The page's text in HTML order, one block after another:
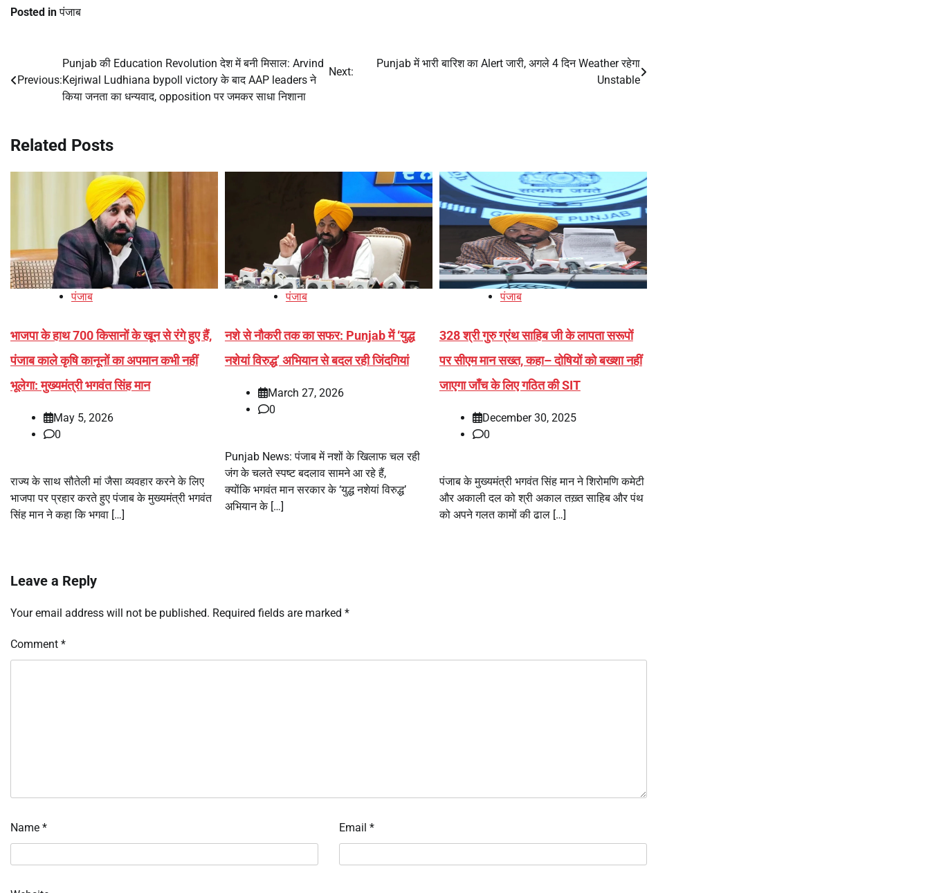
Posted inपंजाब
navigation
Previous:
Punjab की Education Revolution देश में बनी मिसाल: Arvind
Kejriwal Ludhiana bypoll victory के बाद AAP leaders ने
किया जनता का धन्यवाद, opposition पर जमकर साधा निशाना
Next:
Punjab में भारी बारिश का Alert जारी, अगले 4 दिन Weather रहेगा
Unstable
Related Posts
पंजाब
भाजपा के हाथ 700 किसानों के खून से रंगे हुए हैं,
पंजाब काले कृषि कानूनों का अपमान कभी नहीं
भूलेगा: मुख्यमंत्री भगवंत सिंह मान
May 5, 2026
0
राज्य के साथ सौतेली मां जैसा व्यवहार करने के लिए
भाजपा पर प्रहार करते हुए पंजाब के मुख्यमंत्री भगवंत
सिंह मान ने कहा कि भगवा […]
पंजाब
नशे से नौकरी तक का सफर: Punjab में ‘युद्ध
नशेयां विरुद्ध’ अभियान से बदल रही जिंदगियां
March 27, 2026
0
Punjab News: पंजाब में नशों के खिलाफ चल रही
जंग के चलते स्पष्ट बदलाव सामने आ रहे हैं,
क्योंकि भगवंत मान सरकार के ‘युद्ध नशेयां विरुद्ध’
अभियान के […]
पंजाब
328 श्री गुरु ग्रंथ साहिब जी के लापता सरूपों
पर सीएम मान सख्त, कहा– दोषियों को बख्शा नहीं
जाएगा जाँच के लिए गठित की SIT
December 30, 2025
0
पंजाब के मुख्यमंत्री भगवंत सिंह मान ने शिरोमणि कमेटी
और अकाली दल को श्री अकाल तख़्त साहिब और पंथ
को अपने गलत कामों की ढाल […]
Leave a Reply
Your email address will not be published. Required fields are marked *
Comment *
Name * Email *